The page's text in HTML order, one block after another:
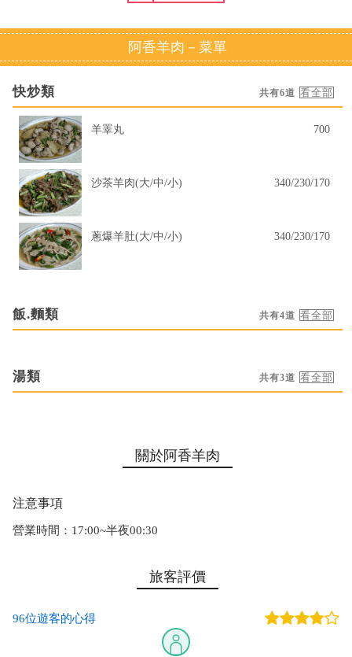
阿香羊肉－菜單
快炒類 共有6道
羊睪丸 700
沙茶羊肉(大/中/小) 340/230/170
蔥爆羊肚(大/中/小) 340/230/170
飯.麵類 共有4道
湯類 共有3道
關於阿香羊肉
注意事項
營業時間：17:00~半夜00:30
旅客評價
96位遊客的心得